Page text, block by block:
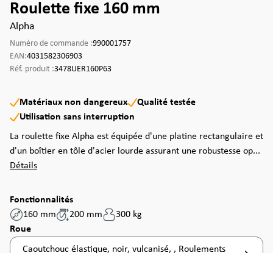
Roulette fixe 160 mm
Alpha
Numéro de commande :990001757
EAN:4031582306903
Réf. produit :3478UER160P63
Matériaux non dangereux
Qualité testée
Utilisation sans interruption
La roulette fixe Alpha est équipée d'une platine rectangulaire et
d'un boîtier en tôle d'acier lourde assurant une robustesse op...
Détails
Fonctionnalités
160 mm
200 mm
300 kg
Sélectionnez
Roue
Caoutchouc élastique, noir, vulcanisé, , Roulements